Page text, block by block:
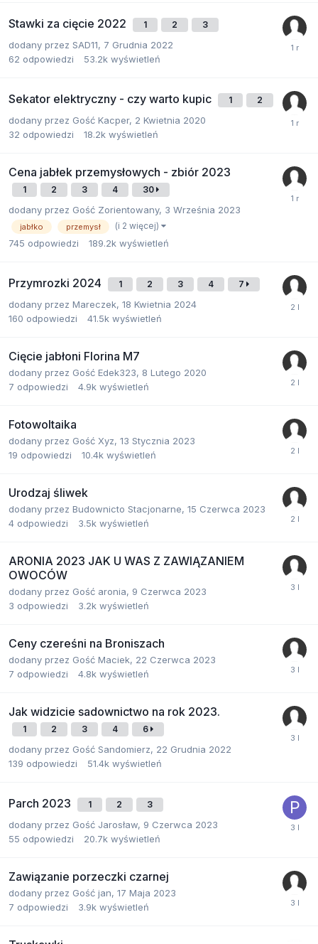
Stawki za cięcie 2022 1 2 3
dodany przez SAD11, 7 Grudnia 2022
62 odpowiedzi 53.2k wyświetleń
Sekator elektryczny - czy warto kupic 1 2
dodany przez Gość Kacper, 2 Kwietnia 2020
32 odpowiedzi 18.2k wyświetleń
Cena jabłek przemysłowych - zbiór 2023
1 2 3 4 30
dodany przez Gość Zorientowany, 3 Września 2023
jabłko przemysł (i 2 więcej)
745 odpowiedzi 189.2k wyświetleń
Przymrozki 2024 1 2 3 4 7
dodany przez Mareczek, 18 Kwietnia 2024
160 odpowiedzi 41.5k wyświetleń
Cięcie jabłoni Florina M7
dodany przez Gość Edek323, 8 Lutego 2020
7 odpowiedzi 4.9k wyświetleń
Fotowoltaika
dodany przez Gość Xyz, 13 Stycznia 2023
19 odpowiedzi 10.4k wyświetleń
Urodzaj śliwek
dodany przez Budownicto Stacjonarne, 15 Czerwca 2023
4 odpowiedzi 3.5k wyświetleń
ARONIA 2023 JAK U WAS Z ZAWIĄZANIEM
OWOCÓW
dodany przez Gość aronia, 9 Czerwca 2023
3 odpowiedzi 3.2k wyświetleń
Ceny czereśni na Broniszach
dodany przez Gość Maciek, 22 Czerwca 2023
7 odpowiedzi 4.8k wyświetleń
Jak widzicie sadownictwo na rok 2023.
1 2 3 4 6
dodany przez Gość Sandomierz, 22 Grudnia 2022
139 odpowiedzi 51.4k wyświetleń
Parch 2023 1 2 3
dodany przez Gość Jarosław, 9 Czerwca 2023
55 odpowiedzi 20.7k wyświetleń
Zawiązanie porzeczki czarnej
dodany przez Gość jan, 17 Maja 2023
7 odpowiedzi 3.9k wyświetleń